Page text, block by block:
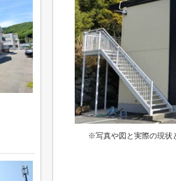
※写真や図と実際の現状